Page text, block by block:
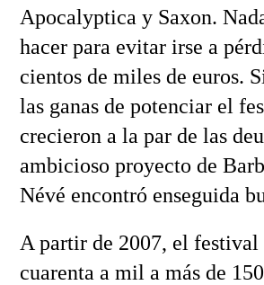
Apocalyptica y Saxon.
hacer para evitar irse a
cientos de miles de euros.
las ganas de potenciar el
crecieron a la par de las
ambicioso proyecto de
Névé encontró enseguida
A partir de 2007, el festival
cuarenta a mil a más de